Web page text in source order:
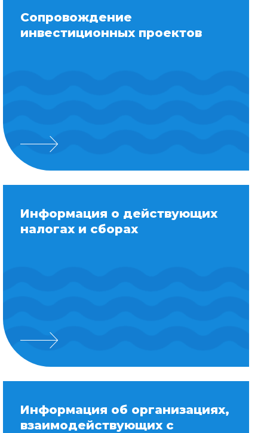
Сопровождение
инвестиционных проектов
Информация о действующих
налогах и сборах
Информация об организациях,
взаимодействующих с